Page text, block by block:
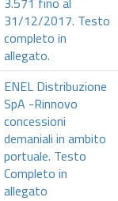
31/12/2017. Testo
completo in
allegato.
ENEL Distribuzione
SpA -Rinnovo
concessioni
demaniali in ambito
portuale. Testo
Completo in
allegato